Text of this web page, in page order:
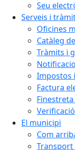
Seu
Serveis i
Oficines
Catàleg
Tràmits i
Impostos
Factura
El municipi
Com
Transport